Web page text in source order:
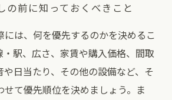
の前に知っておくべきこと
には、何を優先するのかを決めるこ
・駅、広さ、家賃や購入価格、間取
や日当たり、その他の設備など、そ
せて優先順位を決めましょう。ま